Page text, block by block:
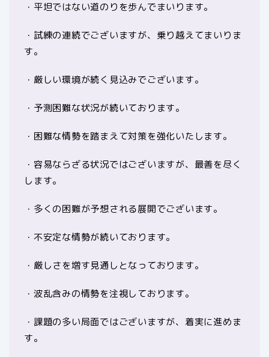
・平坦ではない道のりを歩んでまいります。
・試練の連続でございますが、乗り越えてまいりま
す。
・厳しい環境が続く見込みでございます。
・予測困難な状況が続いております。
・困難な情勢を踏まえて対策を強化いたします。
・容易ならざる状況ではございますが、最善を尽く
します。
・多くの困難が予想される展開でございます。
・不安定な情勢が続いております。
・厳しさを増す見通しとなっております。
・波乱含みの情勢を注視しております。
・課題の多い局面ではございますが、着実に進めま
す。